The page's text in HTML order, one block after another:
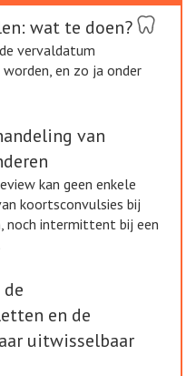
wat te doen?
vervaldatum
en zo ja onder
van
kan geen enkele
koortsconvulsies bij
noch intermittent bij een
en de
uitwisselbaar